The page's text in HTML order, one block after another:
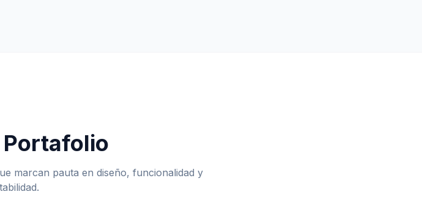
marcan pauta en diseño, funcionalidad y